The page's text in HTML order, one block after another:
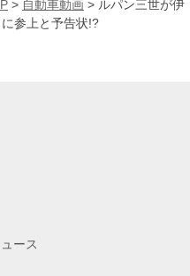
> 自動車動画 > ルパン三世が伊
参上と予告状!?
ース